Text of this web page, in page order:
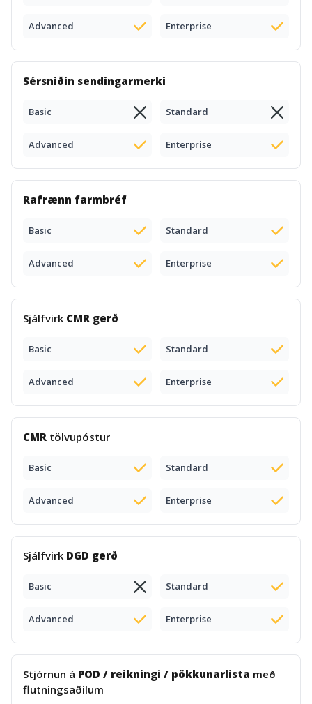
Advanced Enterprise
Sérsniðin sendingarmerki
Basic Standard
Advanced Enterprise
Rafrænn farmbréf
Basic Standard
Advanced Enterprise
Sjálfvirk CMR gerð
Basic Standard
Advanced Enterprise
CMR tölvupóstur
Basic Standard
Advanced Enterprise
Sjálfvirk DGD gerð
Basic Standard
Advanced Enterprise
Stjórnun á POD / reikningi / pökkunarlista með
flutningsaðilum